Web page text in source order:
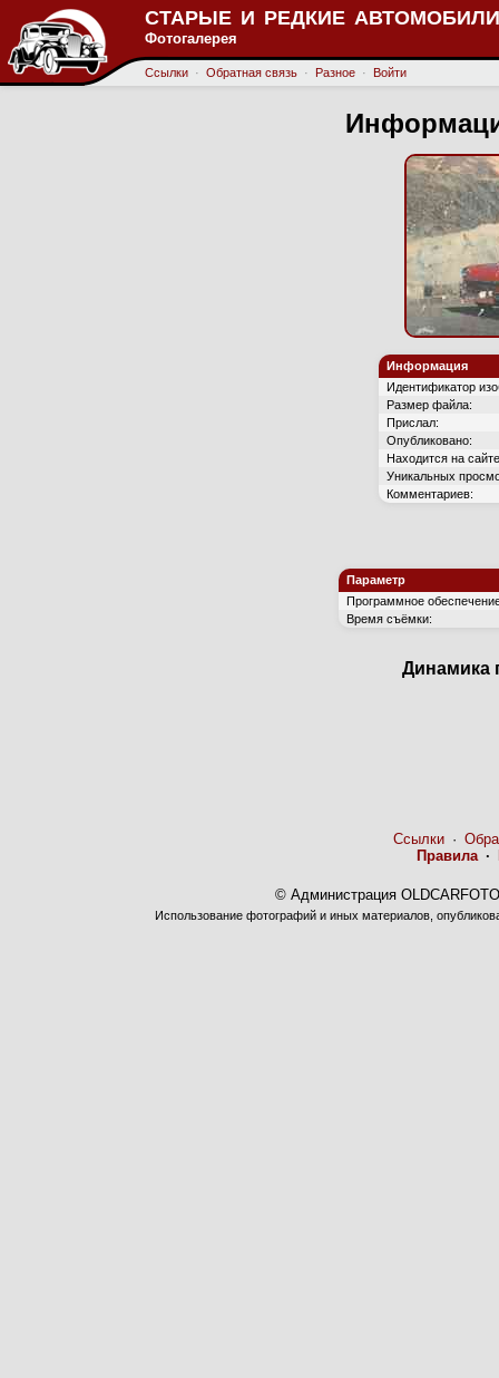
СТАРЫЕ И РЕДКИЕ
Фотогалерея
Ссылки · Обратная связь · Разное · Войти
Информация
Идентификатор
Размер файла:
Прислал:
Опубликовано:
Находится на
Уникальных
Комментариев:
Параметр
Программное
Время съёмки:
Динамика
Ссылки·
Правила·
© Администрация
Использование фотографий и иных материалов,